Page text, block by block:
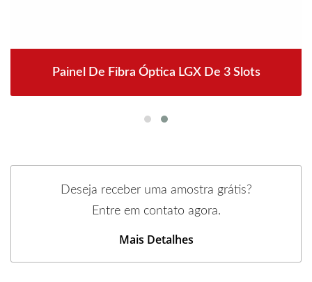
Painel De Fibra Óptica LGX De 3 Slots
Deseja receber uma amostra grátis?
Entre em contato agora.
Mais Detalhes